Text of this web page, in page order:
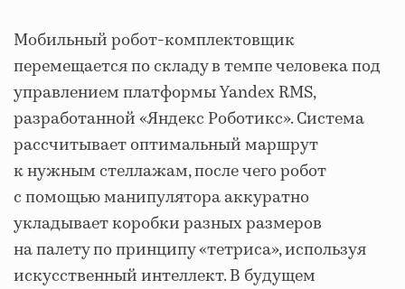
Мобильный робот-комплектовщик
перемещается по складу в темпе человека под
управлением платформы Yandex RMS,
разработанной «Яндекс Роботикс». Система
рассчитывает оптимальный маршрут
к нужным стеллажам, после чего робот
с помощью манипулятора аккуратно
укладывает коробки разных размеров
на палету по принципу «тетриса», используя
искусственный интеллект. В будущем